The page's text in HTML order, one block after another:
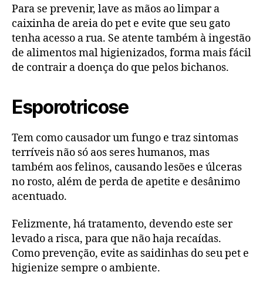
Para se prevenir, lave as mãos ao limpar a
caixinha de areia do pet e evite que seu gato
tenha acesso a rua. Se atente também à ingestão
de alimentos mal higienizados, forma mais fácil
de contrair a doença do que pelos bichanos.
Esporotricose
Tem como causador um fungo e traz sintomas
terríveis não só aos seres humanos, mas
também aos felinos, causando lesões e úlceras
no rosto, além de perda de apetite e desânimo
acentuado.
Felizmente, há tratamento, devendo este ser
levado a risca, para que não haja recaídas.
Como prevenção, evite as saidinhas do seu pet e
higienize sempre o ambiente.